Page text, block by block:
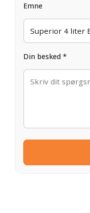
Emne
Din besked *